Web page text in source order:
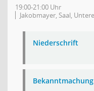
19:00-21:00 Uhr
Jakobmayer, Saal,
Niederschrift
Bekanntmachung